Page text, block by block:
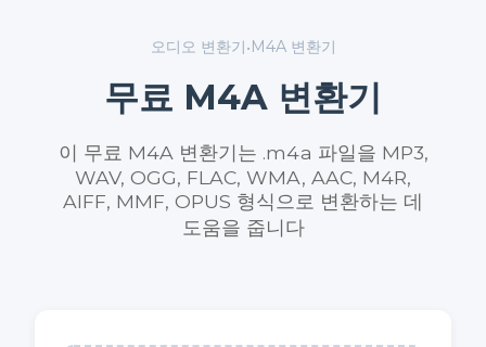
오디오 변환기• M4A 변환기
무료 M4A 변환기
이 무료 M4A 변환기는 .m4a 파일을 MP3,
WAV, OGG, FLAC, WMA, AAC, M4R,
AIFF, MMF, OPUS 형식으로 변환하는 데
도움을 줍니다